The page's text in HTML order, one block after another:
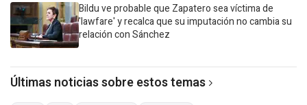
Bildu ve probable que Zapatero sea víctima de
'lawfare' y recalca que su imputación no cambia su
relación con Sánchez
Últimas noticias sobre estos temas